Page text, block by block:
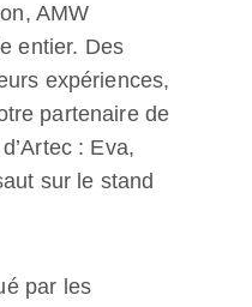
AMW
entier. Des
expériences,
partenaire de
: Eva,
sur le stand
par les